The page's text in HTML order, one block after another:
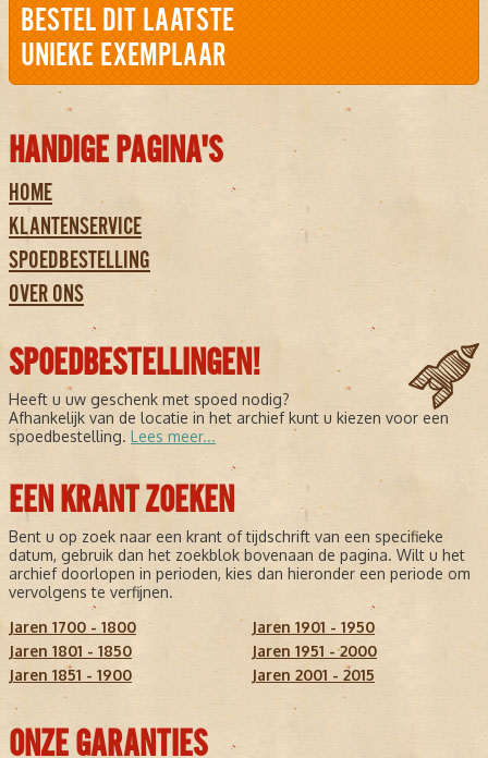
BESTEL DIT LAATSTE
UNIEKE EXEMPLAAR
HANDIGE PAGINA'S
HOME
KLANTENSERVICE
SPOEDBESTELLING
OVER ONS
SPOEDBESTELLINGEN!
Heeft u uw geschenk met spoed nodig?
Afhankelijk van de locatie in het archief kunt u kiezen voor een
spoedbestelling. Lees meer...
EEN KRANT ZOEKEN
Bent u op zoek naar een krant of tijdschrift van een specifieke
datum, gebruik dan het zoekblok bovenaan de pagina. Wilt u het
archief doorlopen in perioden, kies dan hieronder een periode om
vervolgens te verfijnen.
Jaren 1700 - 1800
Jaren 1801 - 1850
Jaren 1851 - 1900
Jaren 1901 - 1950
Jaren 1951 - 2000
Jaren 2001 - 2015
ONZE GARANTIES